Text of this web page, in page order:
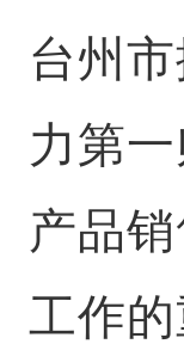
台州
力第
产品
工作